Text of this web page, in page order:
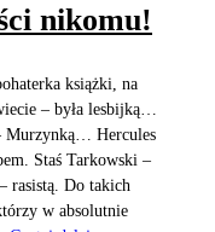
nikomu!
książki, na
– była lesbijką…
Murzynką… Hercules
Staś Tarkowski –
rasistą. Do takich
w absolutnie